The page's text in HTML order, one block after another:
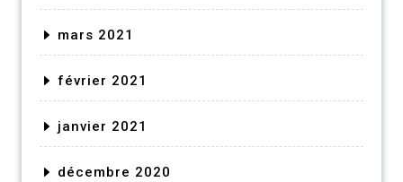
mars 2021
février 2021
janvier 2021
décembre 2020